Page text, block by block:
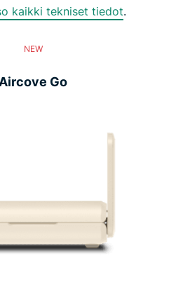
kaikki tekniset tiedot.
NEW
Aircove Go